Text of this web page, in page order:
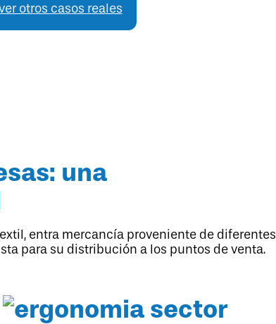
otros casos reales
una
entra mercancía proveniente de diferentes
para su distribución a los puntos de venta.